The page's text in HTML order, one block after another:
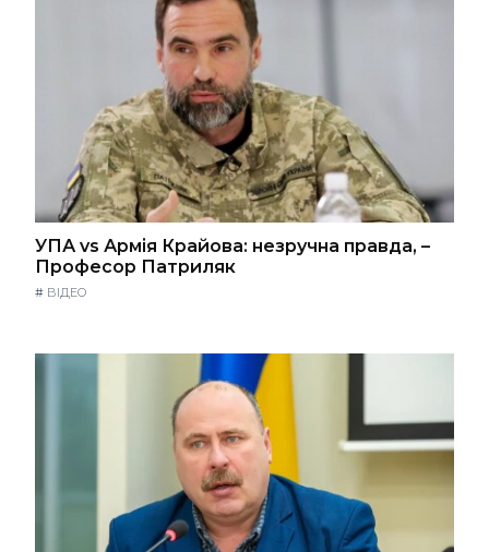
УПА vs Армія Крайова: незручна правда, –
Професор Патриляк
# ВІДЕО